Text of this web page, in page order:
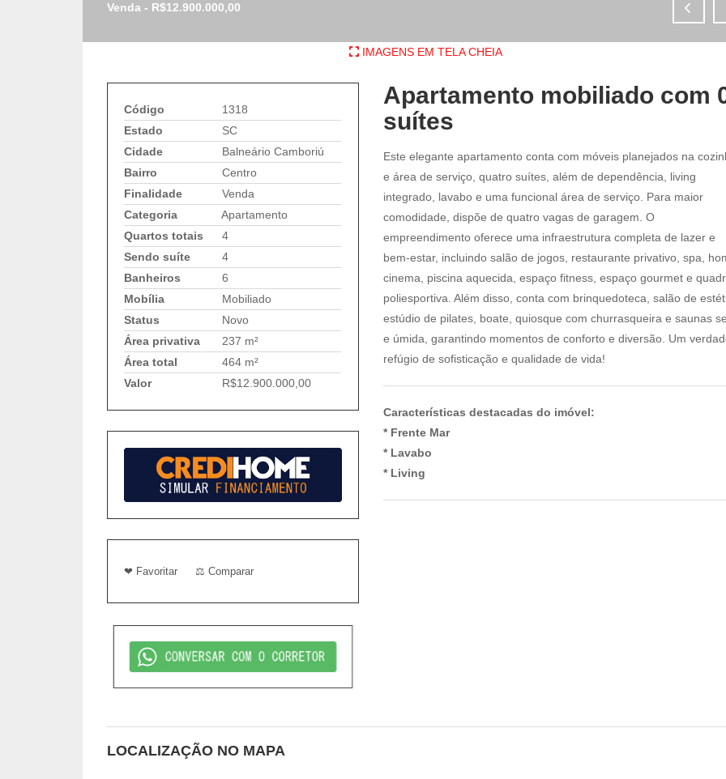
Venda - R$12.900.000,00
IMAGENS EM TELA CHEIA
Código
1318
Estado
SC
Cidade
Balneário Camboriú
Bairro
Centro
Finalidade
Venda
Categoria
Apartamento
Quartos totais
4
Sendo suíte
4
Banheiros
6
Mobília
Mobiliado
Status
Novo
Área privativa
237 m²
Área total
464 m²
Valor
R$12.900.000,00
❤ Favoritar ⚖ Comparar
Apartamento mobiliado com
suítes
Este elegante apartamento conta com móveis planejados na
e área de serviço, quatro suítes, além de dependência, living
integrado, lavabo e uma funcional área de serviço. Para maior
comodidade, dispõe de quatro vagas de garagem. O
empreendimento oferece uma infraestrutura completa de lazer e
bem-estar, incluindo salão de jogos, restaurante privativo, spa,
cinema, piscina aquecida, espaço fitness, espaço gourmet e
poliesportiva. Além disso, conta com brinquedoteca, salão de
estúdio de pilates, boate, quiosque com churrasqueira e saunas
e úmida, garantindo momentos de conforto e diversão. Um
refúgio de sofisticação e qualidade de vida!
Características destacadas do imóvel:
* Frente Mar
* Lavabo
* Living
LOCALIZAÇÃO NO MAPA